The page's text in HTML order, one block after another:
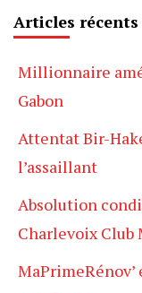
Articles récents
Millionnaire
Gabon
Attentat Bir-
l’assaillant
Absolution
Charlevoix Club